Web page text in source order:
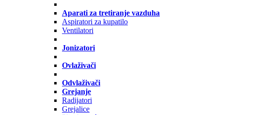
Aparati za tretiranje vazduha
Aspiratori za kupatilo
Ventilatori
Jonizatori
Ovlaživači
Odvlaživači
Grejanje
Radijatori
Grejalice